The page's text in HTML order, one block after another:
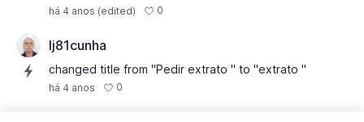
há 4 anos (edited) 0
lj81cunha
changed title from "Pedir extrato " to "extrato "
há 4 anos 0